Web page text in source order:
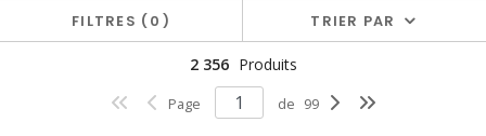
FILTRES 0 TRIER PAR
2 356 Produits
Page de 99